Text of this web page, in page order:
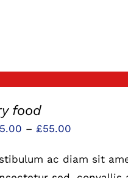
food
–£55.00
bis
ac diam sit